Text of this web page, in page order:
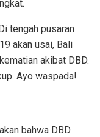
tengah pusaran
akan usai, Bali
akibat DBD.
Ayo waspada!
bahwa DBD